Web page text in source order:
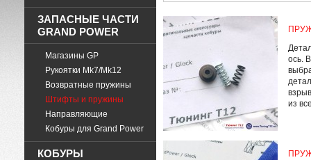
ЗАПАСНЫЕ ЧАСТИ
GRAND POWER
Магазины GP
Рукоятки Mk7/Mk12
Возвратные пружины
Штифты и пружины
Направляющие
Кобуры для Grand Power
КОБУРЫ
ось.
из